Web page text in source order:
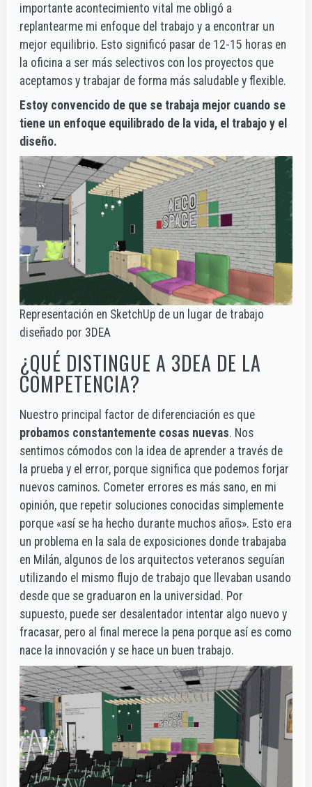
importante acontecimiento vital me obligó a
replantearme mi enfoque del trabajo y a encontrar un
mejor equilibrio. Esto significó pasar de 12-15 horas en
la oficina a ser más selectivos con los proyectos que
aceptamos y trabajar de forma más saludable y flexible.
Estoy convencido de que se trabaja mejor cuando se
tiene un enfoque equilibrado de la vida, el trabajo y el
diseño.
Representación en SketchUp de un lugar de trabajo
diseñado por 3DEA
¿QUÉ DISTINGUE A 3DEA DE LA
COMPETENCIA?
Nuestro principal factor de diferenciación es que
probamos constantemente cosas nuevas. Nos
sentimos cómodos con la idea de aprender a través de
la prueba y el error, porque significa que podemos forjar
nuevos caminos. Cometer errores es más sano, en mi
opinión, que repetir soluciones conocidas simplemente
porque «así se ha hecho durante muchos años». Esto era
un problema en la sala de exposiciones donde trabajaba
en Milán, algunos de los arquitectos veteranos seguían
utilizando el mismo flujo de trabajo que llevaban usando
desde que se graduaron en la universidad. Por
supuesto, puede ser desalentador intentar algo nuevo y
fracasar, pero al final merece la pena porque así es como
nace la innovación y se hace un buen trabajo.